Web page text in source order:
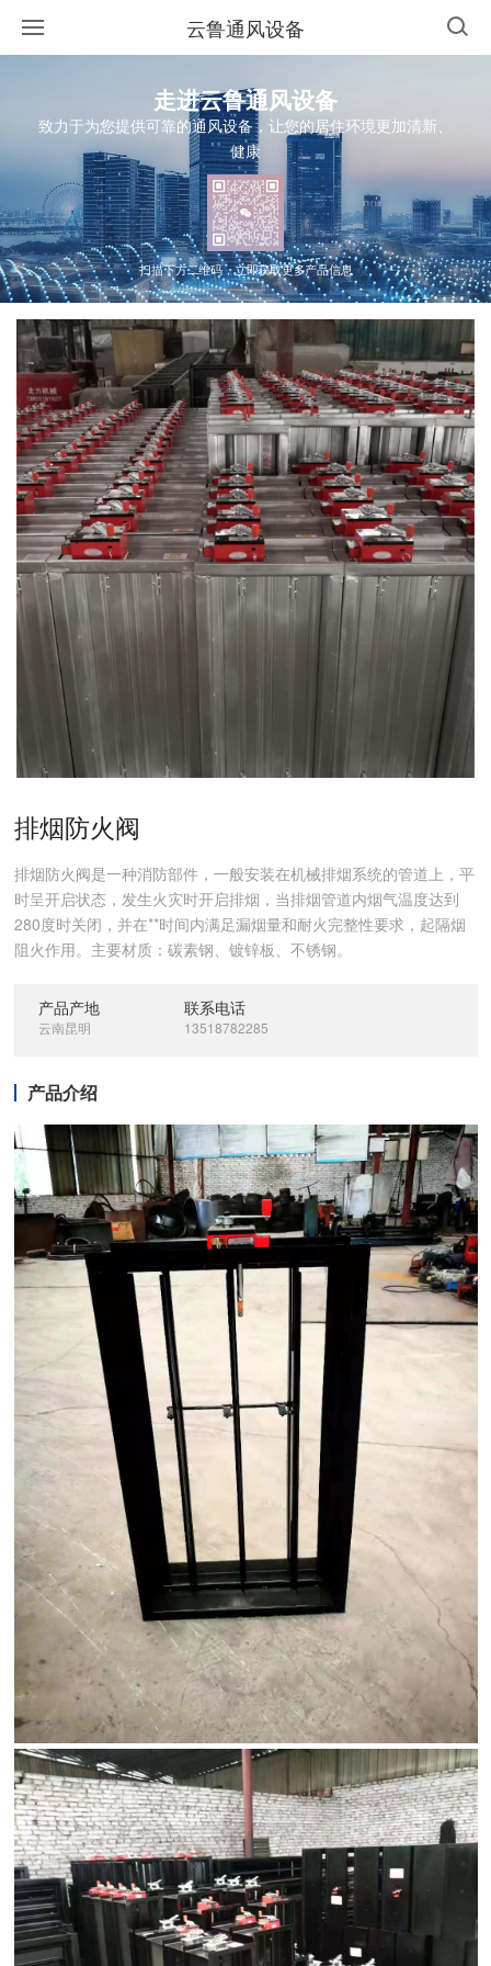
云鲁通风设备
走进云鲁通风设备
致力于为您提供可靠的通风设备，让您的居住环境更加清新、
健康
扫描下方二维码，立即获取更多产品信息
排烟防火阀
排烟防火阀是一种消防部件，一般安装在机械排烟系统的管道上，平
时呈开启状态，发生火灾时开启排烟，当排烟管道内烟气温度达到
280度时关闭，并在**时间内满足漏烟量和耐火完整性要求，起隔烟
阻火作用。主要材质：碳素钢、镀锌板、不锈钢。
产品产地
云南昆明
联系电话
13518782285
产品介绍